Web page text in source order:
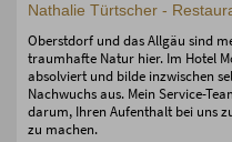
Nathalie Türtscher -
Oberstdorf und das Allgäu sind
traumhafte Natur hier. Im Hotel
absolviert und bilde inzwischen
Nachwuchs aus. Mein Service-
darum, Ihren Aufenthalt bei uns
zu machen.